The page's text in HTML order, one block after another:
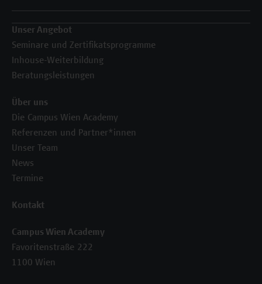
Unser Angebot
Seminare und Zertifikatsprogramme
Inhouse-Weiterbildung
Beratungsleistungen
Über uns
Die Campus Wien Academy
Referenzen und Partner*innen
Unser Team
News
Termine
Kontakt
Campus Wien Academy
Favoritenstraße 222
1100 Wien